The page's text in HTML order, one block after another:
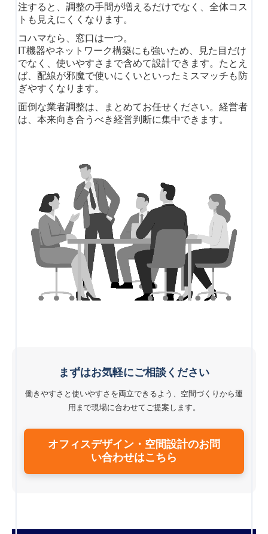
注すると、調整の手間が増えるだけでなく、全体コス
トも見えにくくなります。
コハマなら、窓口は一つ。
IT機器やネットワーク構築にも強いため、見た目だけ
でなく、使いやすさまで含めて設計できます。 たとえ
ば、配線が邪魔で使いにくいといったミスマッチも防
ぎやすくなります。
面倒な業者調整は、まとめてお任せください。 経営者
は、本来向き合うべき経営判断に集中できます。
まずはお気軽にご相談ください
働きやすさと使いやすさを両立できるよう、空間づくりから運
用まで現場に合わせてご提案します。
オフィスデザイン・空間設計のお問
い合わせはこちら